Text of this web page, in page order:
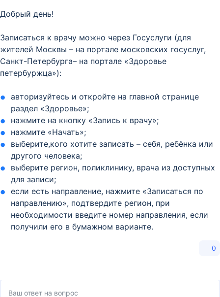
Добрый день!
Записаться к врачу можно через Госуслуги (для
жителей Москвы – на портале московских госуслуг,
Санкт-Петербурга– на портале «Здоровье
петербуржца»):
авторизуйтесь и откройте на главной странице
раздел «Здоровье»;
нажмите на кнопку «Запись к врачу»;
нажмите «Начать»;
выберите,кого хотите записать – себя, ребёнка или
другого человека;
выберите регион, поликлинику, врача из доступных
для записи;
если есть направление, нажмите «Записаться по
направлению», подтвердите регион, при
необходимости введите номер направления, если
получили его в бумажном варианте.
0